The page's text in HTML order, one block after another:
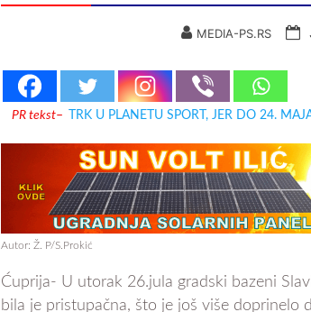
MEDIA-PS.RS
PR tekst– TRK U PLANETU SPORT, JER DO 24.
Autor: Ž. P/S.Prokić
Ćuprija- U utorak 26.jula gradski bazeni
bila je pristupačna, što je još više doprinelo